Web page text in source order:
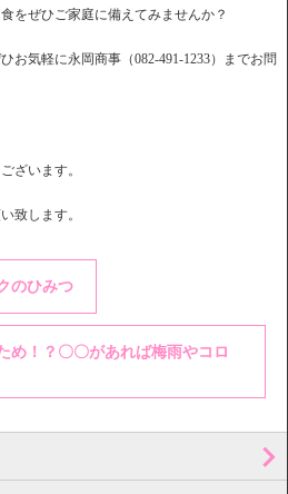
をぜひご家庭に備えてみませんか？
お気軽に永岡商事（082-491-1233）までお問
ざいます。
致します。
のひみつ
め！？〇〇があれば梅雨やコロ